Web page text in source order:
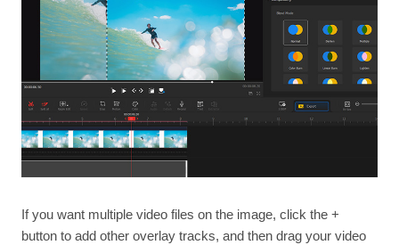
If you want multiple video files on the image, click the +
button to add other overlay tracks, and then drag your video